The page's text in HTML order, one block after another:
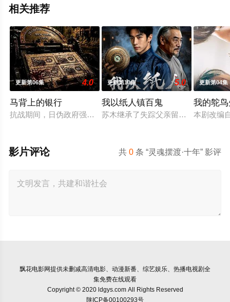
相关推荐
更新第06集 4.0
马背上的银行
抗战期间，日伪政府强行推广、使用由“中国准备银行”发行的
更新第10集 5.0
我以纸人镇百鬼
苏木继承了失踪父亲留下的白事馆，
更新第04集
我的鸵
本剧改编
共0 条 “灵魂摆渡·十年” 影评
影片评论
飘花电影网提供未删减高清电影、动漫新番、综艺娱乐、热播电视剧全
集免费在线观看
Copyright © 2020 ldgys.com All Rights Reserved
陕ICP备00100293号